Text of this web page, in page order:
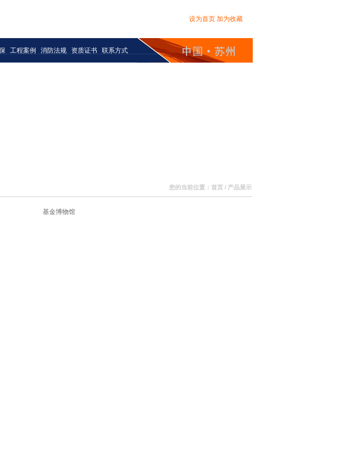
设为首页 加为收藏
工程案例 消防法规 资质证书 联系方式
您的当前位置：首页 / 产品展示
基金博物馆